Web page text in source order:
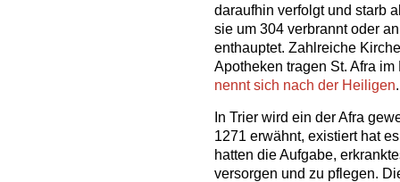
daraufhin verfolgt und starb
sie um 304 verbrannt oder
enthauptet. Zahlreiche
Apotheken tragen St. Afra
nennt sich nach der Heiligen.
In Trier wird ein der Afra
1271 erwähnt, existiert hat
hatten die Aufgabe,
versorgen und zu pflegen.